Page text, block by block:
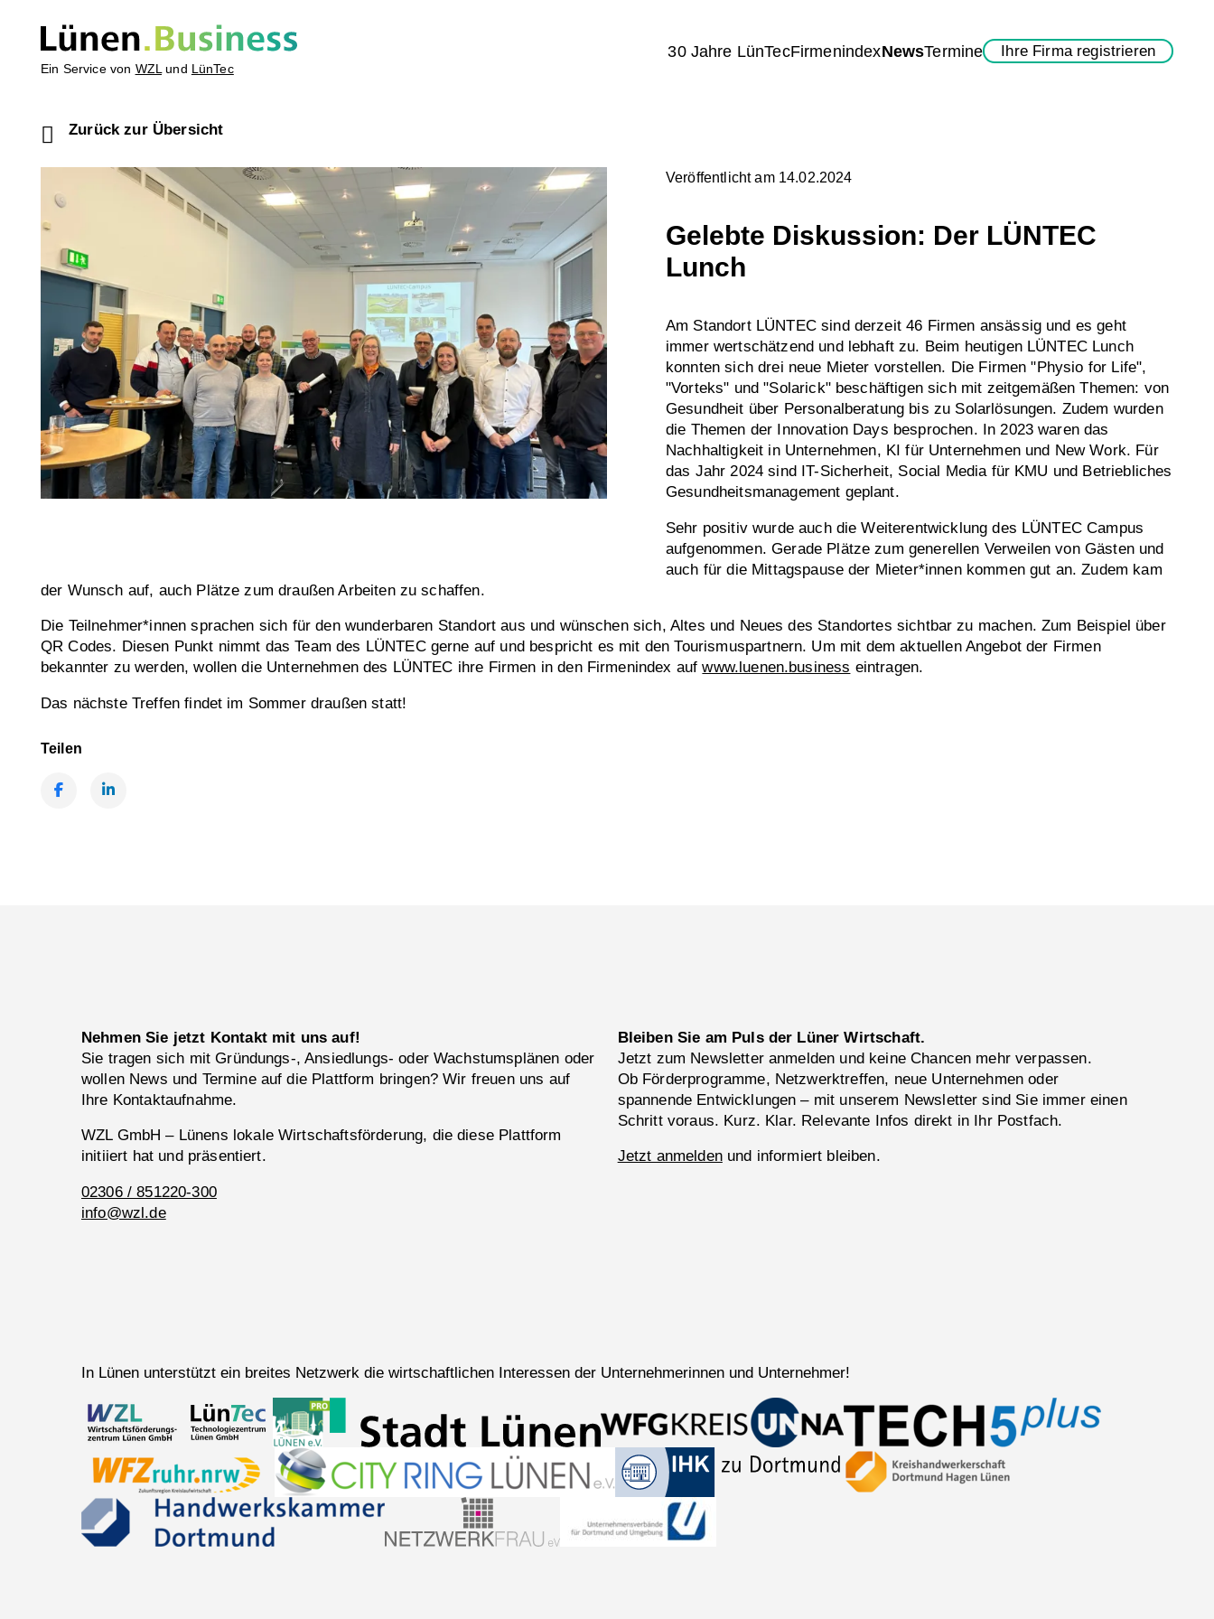
Ein Service von WZL und LünTec
30 Jahre LünTecFirmenindexNewsTermine Ihre Firma registrieren
Zurück zur Übersicht
Veröffentlicht am 14.02.2024
Gelebte Diskussion: Der LÜNTEC
Lunch
Am Standort LÜNTEC sind derzeit 46 Firmen ansässig und es geht
immer wertschätzend und lebhaft zu. Beim heutigen LÜNTEC Lunch
konnten sich drei neue Mieter vorstellen. Die Firmen "Physio for Life",
"Vorteks" und "Solarick" beschäftigen sich mit zeitgemäßen Themen: von
Gesundheit über Personalberatung bis zu Solarlösungen. Zudem wurden
die Themen der Innovation Days besprochen. In 2023 waren das
Nachhaltigkeit in Unternehmen, KI für Unternehmen und New Work. Für
das Jahr 2024 sind IT-Sicherheit, Social Media für KMU und Betriebliches
Gesundheitsmanagement geplant.
Sehr positiv wurde auch die Weiterentwicklung des LÜNTEC Campus
aufgenommen. Gerade Plätze zum generellen Verweilen von Gästen und
auch für die Mittagspause der Mieter*innen kommen gut an. Zudem kam
der Wunsch auf, auch Plätze zum draußen Arbeiten zu schaffen.
Die Teilnehmer*innen sprachen sich für den wunderbaren Standort aus und wünschen sich, Altes und Neues des Standortes sichtbar zu machen. Zum Beispiel über
QR Codes. Diesen Punkt nimmt das Team des LÜNTEC gerne auf und bespricht es mit den Tourismuspartnern. Um mit dem aktuellen Angebot der Firmen
bekannter zu werden, wollen die Unternehmen des LÜNTEC ihre Firmen in den Firmenindex aufwww.luenen.business eintragen.
Das nächste Treffen findet im Sommer draußen statt!
Teilen
Nehmen Sie jetzt Kontakt mit uns auf!
Sie tragen sich mit Gründungs-, Ansiedlungs- oder Wachstumsplänen oder
wollen News und Termine auf die Plattform bringen? Wir freuen uns auf
Ihre Kontaktaufnahme.
WZL GmbH – Lünens lokale Wirtschaftsförderung, die diese Plattform
initiiert hat und präsentiert.
02306 / 851220-300
info@wzl.de
Bleiben Sie am Puls der Lüner Wirtschaft.
Jetzt zum Newsletter anmelden und keine Chancen mehr verpassen.
Ob Förderprogramme, Netzwerktreffen, neue Unternehmen oder
spannende Entwicklungen – mit unserem Newsletter sind Sie immer einen
Schritt voraus. Kurz. Klar. Relevante Infos direkt in Ihr Postfach.
Jetzt anmeldenund informiert bleiben.
In Lünen unterstützt ein breites Netzwerk die wirtschaftlichen Interessen der Unternehmerinnen und Unternehmer!